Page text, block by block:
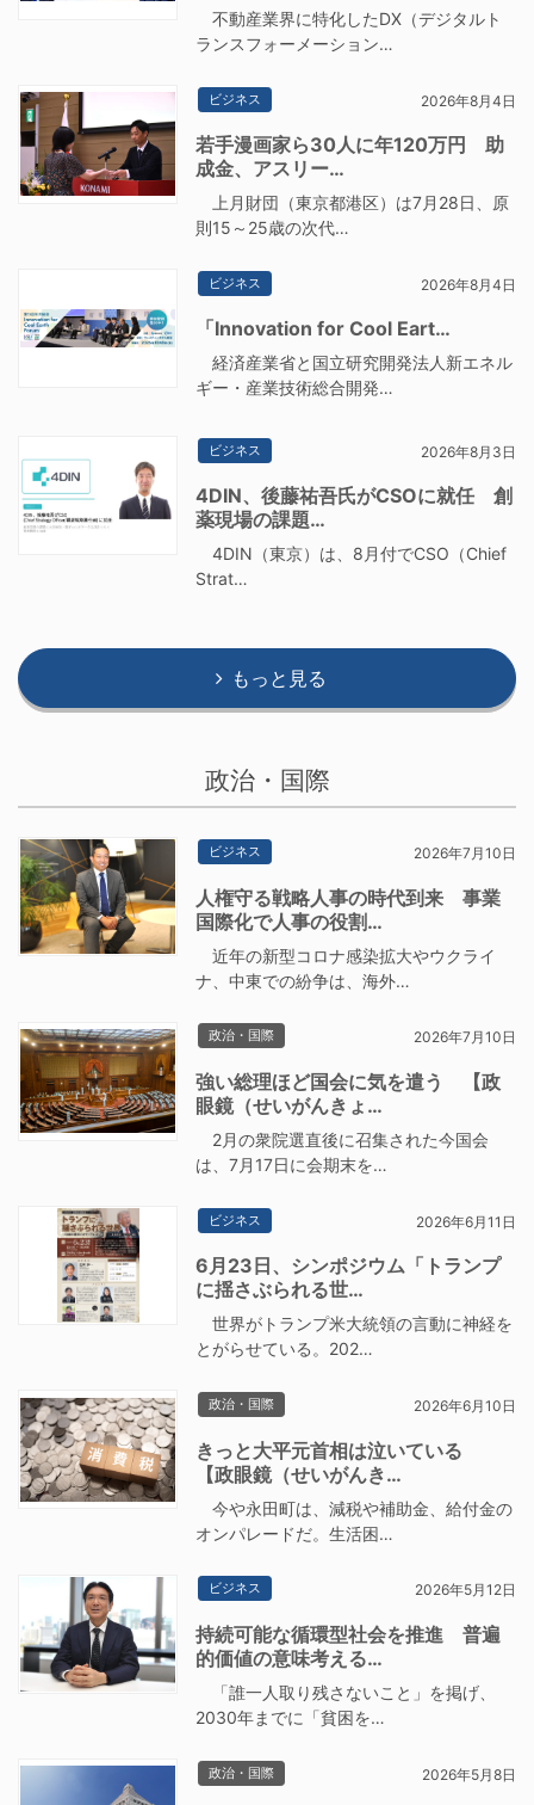
不動産業界に特化したDX（デジタルト
ランスフォーメーション…
ビジネス 2026年8月4日
若手漫画家ら30人に年120万円 助
成金、アスリー…
上月財団（東京都港区）は7月28日、原
則15～25歳の次代…
ビジネス 2026年8月4日
「Innovation for Cool Eart…
経済産業省と国立研究開発法人新エネル
ギー・産業技術総合開発…
ビジネス 2026年8月3日
4DIN、後藤祐吾氏がCSOに就任 創
薬現場の課題…
4DIN（東京）は、8月付でCSO（Chief
Strat…
もっと見る
政治・国際
ビジネス 2026年7月10日
人権守る戦略人事の時代到来 事業
国際化で人事の役割…
近年の新型コロナ感染拡大やウクライ
ナ、中東での紛争は、海外…
政治・国際 2026年7月10日
強い総理ほど国会に気を遣う 【政
眼鏡（せいがんきょ…
2月の衆院選直後に召集された今国会
は、7月17日に会期末を…
ビジネス 2026年6月11日
6月23日、シンポジウム「トランプ
に揺さぶられる世…
世界がトランプ米大統領の言動に神経を
とがらせている。202…
政治・国際 2026年6月10日
きっと大平元首相は泣いている
【政眼鏡（せいがんき…
今や永田町は、減税や補助金、給付金の
オンパレードだ。生活困…
ビジネス 2026年5月12日
持続可能な循環型社会を推進 普遍
的価値の意味考える…
「誰一人取り残さないこと」を掲げ、
2030年までに「貧困を…
政治・国際 2026年5月8日